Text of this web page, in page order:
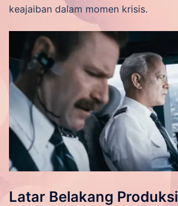
keajaiban dalam momen krisis.
Latar Belakang Produksi